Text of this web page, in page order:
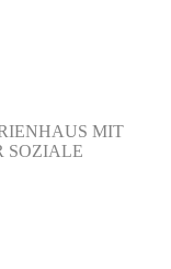
MIT
SOZIALE